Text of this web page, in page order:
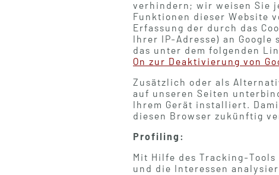
verhindern; wir weisen Sie
Funktionen dieser Website
Erfassung der durch das
Ihrer IP-Adresse) an
das unter dem folgenden
On zur Deaktivierung von
Zusätzlich oder als
auf unseren Seiten
Ihrem Gerät installiert.
diesen Browser zukünftig
Profiling:
Mit Hilfe des Tracking-
und die Interessen